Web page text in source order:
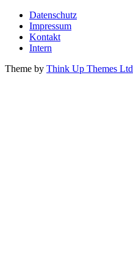
Datenschutz
Impressum
Kontakt
Intern
Theme by Think Up Themes Ltd